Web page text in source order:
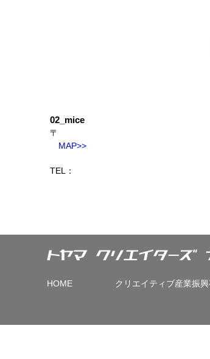
02_mice
〒
MAP>>
TEL：
HOME クリエイティブ産業振